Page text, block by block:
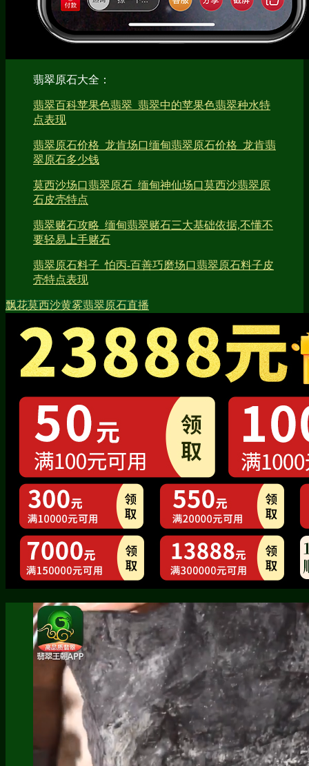
翡翠原石大全：
翡翠百科苹果色翡翠_翡翠中的苹果色翡翠种水特
点表现
翡翠原石价格_龙肯场口缅甸翡翠原石价格_龙肯翡
翠原石多少钱
莫西沙场口翡翠原石_缅甸神仙场口莫西沙翡翠原
石皮壳特点
翡翠赌石攻略_缅甸翡翠赌石三大基础依据,不懂不
要轻易上手赌石
翡翠原石料子_怕丙-百善巧磨场口翡翠原石料子皮
壳特点表现
飘花莫西沙黄雾翡翠原石直播